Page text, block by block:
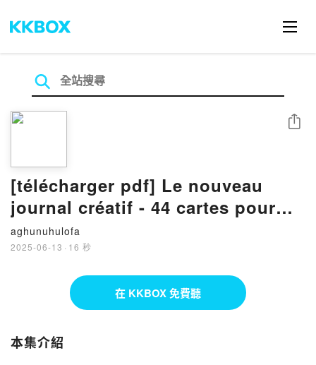
[télécharger pdf] Le nouveau
journal créatif - 44 cartes pour
aller à la rencontre de soir par
l'écriture, le dessin et le collage
aghunuhulofa
2025-06-13 · 16 秒
分享
在 KKBOX 免費聽
本集介紹